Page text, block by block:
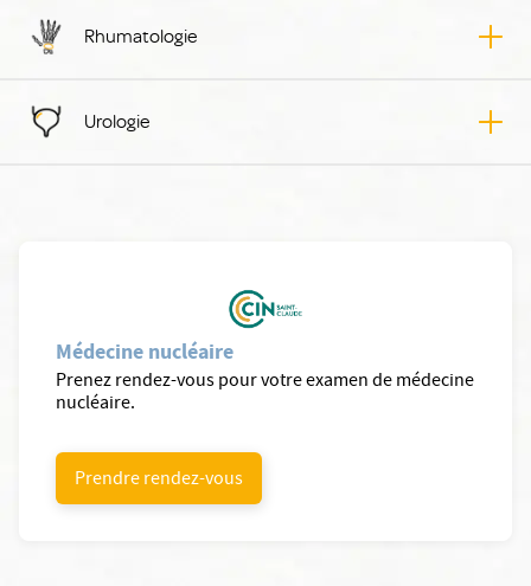
Rhumatologie
Urologie
Médecine nucléaire
Prenez rendez-vous pour votre examen de médecine
nucléaire.
Prendre rendez-vous